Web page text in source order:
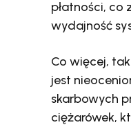
płatności, co
wydajność
Co więcej,
jest
skarbowych
ciężarówek,